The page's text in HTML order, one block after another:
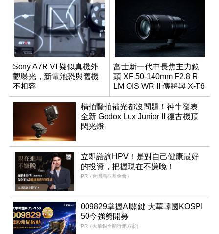
Sony A7R VI 疑似真機外
觀曝光，新電池恐與舊機
不相容
富士新一代中長焦主力鏡
頭 XF 50-140mm F2.8 R
LM OIS WR II 傳將與 X-T6
同步亮相
橫拍豎拍補光都沒問題！神牛發表
全新 Godox Lux Junior II 復古機頂
閃光燈
立即諮詢HPV！是對自己健康最好
的投資，把握現在不嫌晚！
PR（台灣癌症基金會）
009829掌握AI關鍵 大華韓國KOSPI
50今強勢開募
PR（大華銀全能行銷方案）